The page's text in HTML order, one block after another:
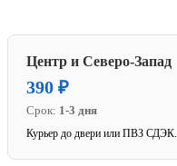
Центр и Северо-Запад
390 ₽
Срок: 1-3 дня
Курьер до двери или ПВЗ СДЭК.